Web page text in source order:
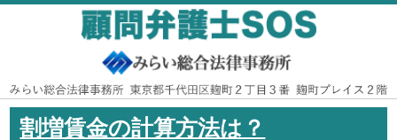
割増賃金の計算方法は？